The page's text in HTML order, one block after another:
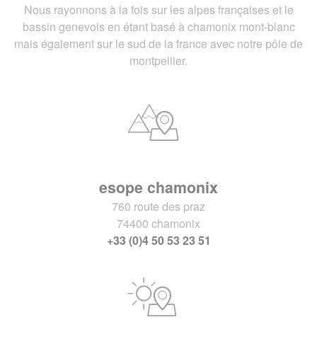
Nous rayonnons à la fois sur les alpes françaises et le
bassin genevois en étant basé à chamonix mont-blanc
mais également sur le sud de la france avec notre pôle de
montpellier.
esope chamonix
760 route des praz
74400 chamonix
+33 (0)4 50 53 23 51